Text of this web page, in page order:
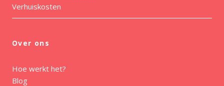
Verhuiskosten
Over ons
Hoe werkt het?
Blog